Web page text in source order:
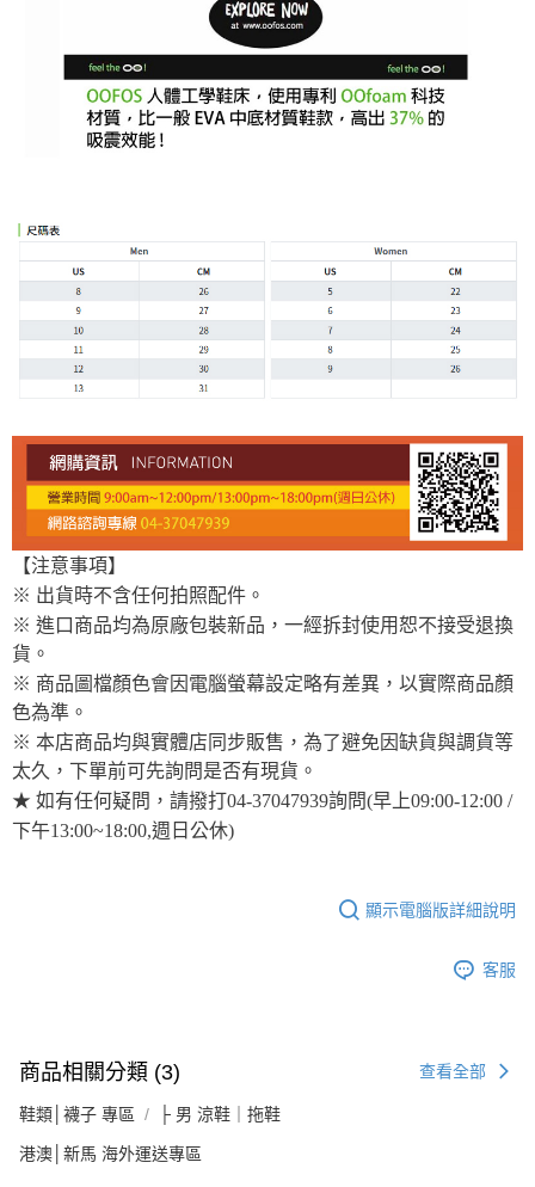
【注意事項】
※ 出貨時不含任何拍照配件。
※ 進口商品均為原廠包裝新品，一經拆封使用恕不接受退換
貨。
※ 商品圖檔顏色會因電腦螢幕設定略有差異，以實際商品顏
色為準。
※ 本店商品均與實體店同步販售，為了避免因缺貨與調貨等
太久，下單前可先詢問是否有現貨。
★ 如有任何疑問，請撥打04-37047939詢問(早上09:00-12:00 /
下午13:00~18:00,週日公休)
顯示電腦版詳細說明
客服
商品相關分類 (3) 查看全部
鞋類│襪子 專區 ├ 男 涼鞋｜拖鞋
港澳│新馬 海外運送專區